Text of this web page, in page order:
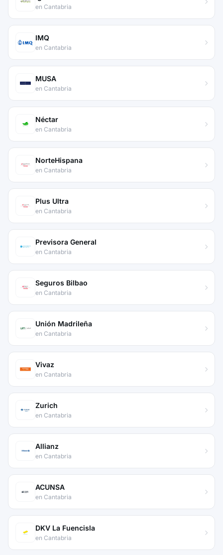
en Cantabria
IMQ
en Cantabria
MUSA
en Cantabria
Néctar
en Cantabria
NorteHispana
en Cantabria
Plus Ultra
en Cantabria
Previsora General
en Cantabria
Seguros Bilbao
en Cantabria
Unión Madrileña
en Cantabria
Vivaz
en Cantabria
Zurich
en Cantabria
Allianz
en Cantabria
ACUNSA
en Cantabria
DKV La Fuencisla
en Cantabria